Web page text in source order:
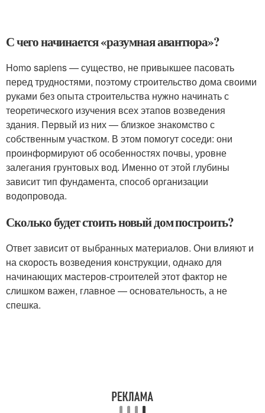
С чего начинается «разумная авантюра»?
Homo sapiens — существо, не привыкшее пасовать
перед трудностями, поэтому строительство дома своими
руками без опыта строительства нужно начинать с
теоретического изучения всех этапов возведения
здания. Первый из них — близкое знакомство с
собственным участком. В этом помогут соседи: они
проинформируют об особенностях почвы, уровне
залегания грунтовых вод. Именно от этой глубины
зависит тип фундамента, способ организации
водопровода.
Сколько будет стоить новый дом построить?
Ответ зависит от выбранных материалов. Они влияют и
на скорость возведения конструкции, однако для
начинающих мастеров-строителей этот фактор не
слишком важен, главное — основательность, а не
спешка.